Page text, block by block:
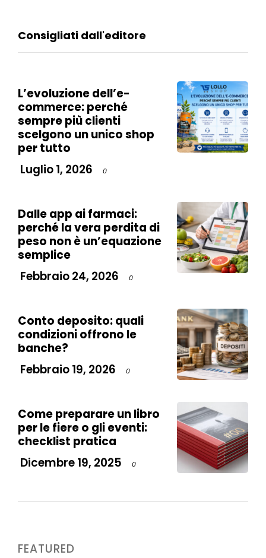
Consigliati dall'editore
L’evoluzione dell’e-
commerce: perché
sempre più clienti
scelgono un unico shop
per tutto
Luglio 1, 2026
0
Dalle app ai farmaci:
perché la vera perdita di
peso non è un’equazione
semplice
Febbraio 24, 2026
0
Conto deposito: quali
condizioni offrono le
banche?
Febbraio 19, 2026
0
Come preparare un libro
per le fiere o gli eventi:
checklist pratica
Dicembre 19, 2025
0
FEATURED